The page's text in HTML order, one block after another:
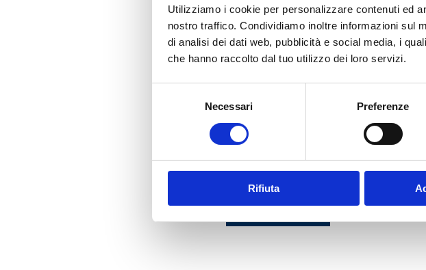
Utilizziamo i cookie per personalizzare contenuti ed
nostro traffico. Condividiamo inoltre informazioni sul
di analisi dei dati web, pubblicità e social media, i
che hanno raccolto dal tuo utilizzo dei loro servizi.
Necessari Preferenze
Rifiuta
Ha pubblicato con noi
FRANCESCO FERRARA
OTTOBRE1988)